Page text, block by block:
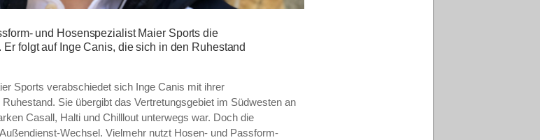
und Hosenspezialist Maier Sports die
folgt auf Inge Canis, die sich in den Ruhestand
Sports verabschiedet sich Inge Canis mit ihrer
Sie übergibt das Vertretungsgebiet im Südwesten an
Casall, Halti und Chilllout unterwegs war. Doch die
Wechsel. Vielmehr nutzt Hosen- und Passform-